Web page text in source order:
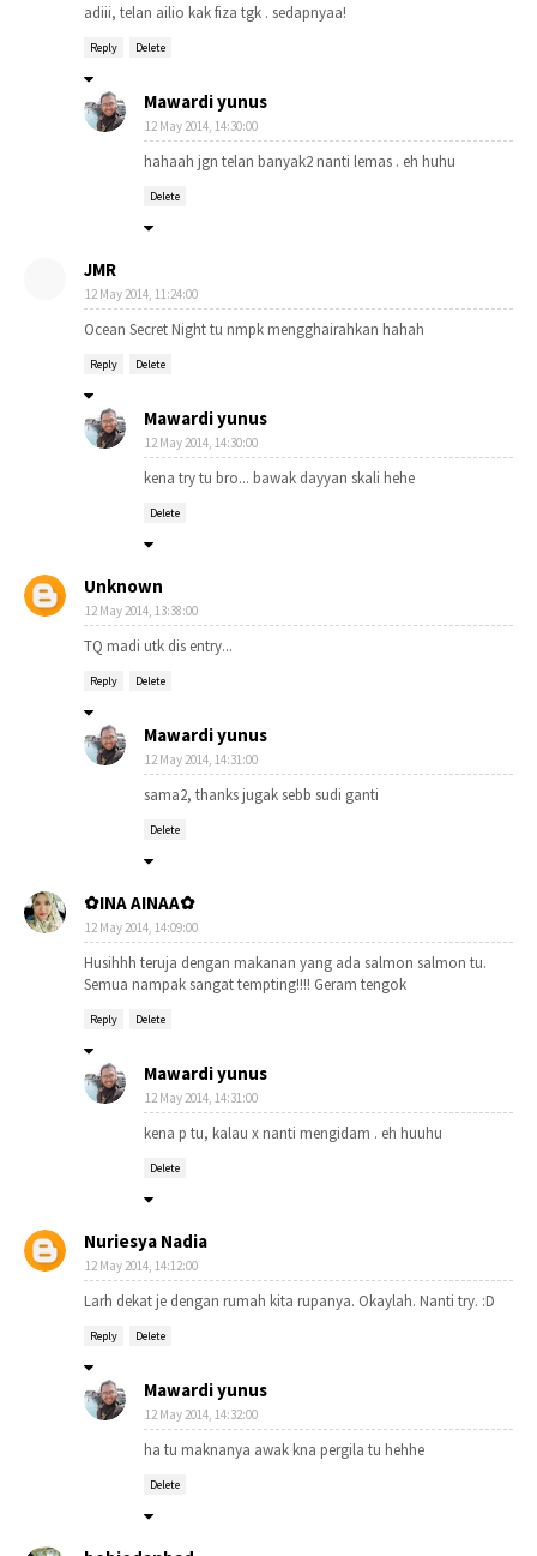
adiii, telan ailio kak fiza tgk . sedapnyaa!
Reply Delete
Mawardi yunus
12 May 2014, 14:30:00
hahaah jgn telan banyak2 nanti lemas . eh huhu
Delete
JMR
12 May 2014, 11:24:00
Ocean Secret Night tu nmpk mengghairahkan hahah
Reply Delete
Mawardi yunus
12 May 2014, 14:30:00
kena try tu bro... bawak dayyan skali hehe
Delete
Unknown
12 May 2014, 13:38:00
TQ madi utk dis entry...
Reply Delete
Mawardi yunus
12 May 2014, 14:31:00
sama2, thanks jugak sebb sudi ganti
Delete
✿INA AINAA✿
12 May 2014, 14:09:00
Husihhh teruja dengan makanan yang ada salmon salmon tu.
Semua nampak sangat tempting!!!! Geram tengok
Reply Delete
Mawardi yunus
12 May 2014, 14:31:00
kena p tu, kalau x nanti mengidam . eh huuhu
Delete
Nuriesya Nadia
12 May 2014, 14:12:00
Larh dekat je dengan rumah kita rupanya. Okaylah. Nanti try. :D
Reply Delete
Mawardi yunus
12 May 2014, 14:32:00
ha tu maknanya awak kna pergila tu hehhe
Delete